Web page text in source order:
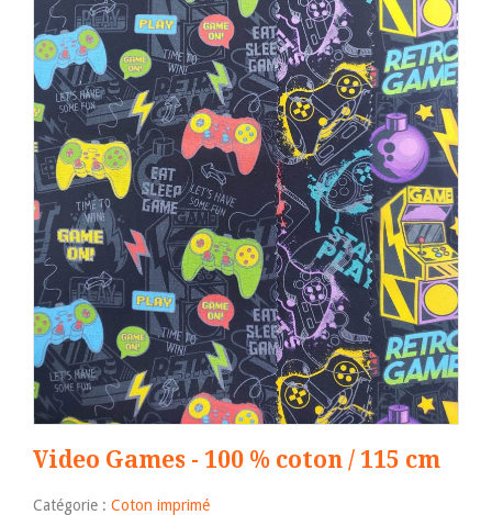
Video Games - 100 % coton / 115 cm
Catégorie : Coton imprimé